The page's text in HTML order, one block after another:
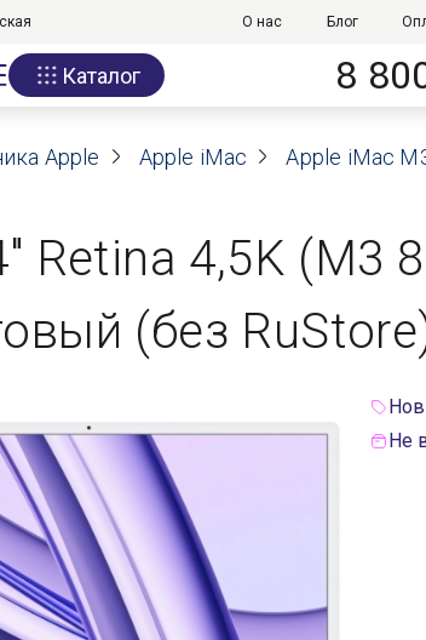
О нас Блог
Каталог 8
Apple Apple iMac Apple iMac
Retina 4,5K (M3
(без
Не